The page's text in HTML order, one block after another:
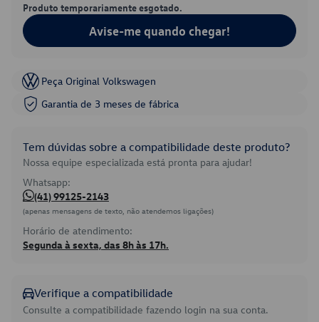
Produto temporariamente esgotado.
Avise-me quando chegar!
Peça Original Volkswagen
Garantia de 3 meses de fábrica
Tem dúvidas sobre a compatibilidade deste produto?
Nossa equipe especializada está pronta para ajudar!
Whatsapp:
(41) 99125-2143
(apenas mensagens de texto, não atendemos ligações)
Horário de atendimento:
Segunda à sexta, das 8h às 17h.
Verifique a compatibilidade
Consulte a compatibilidade fazendo login na sua conta.